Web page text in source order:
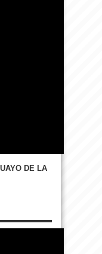
DE LA